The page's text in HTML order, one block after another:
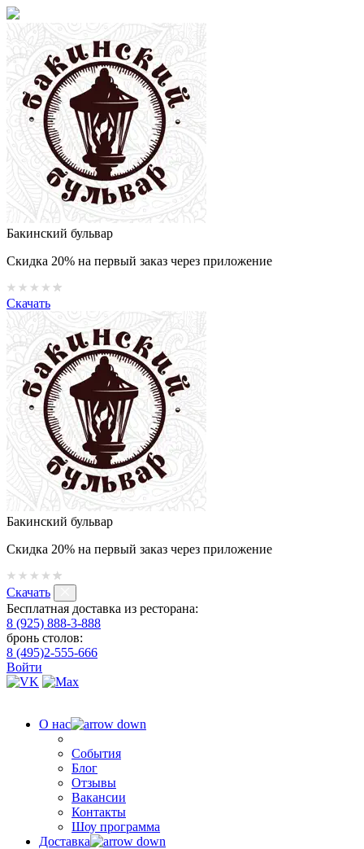
Бакинский бульвар
Скидка 20% на первый заказ через приложение
Скачать
Бакинский бульвар
Скидка 20% на первый заказ через приложение
Скачать
Бесплатная доставка из ресторана:
8 (925) 888-3-888
бронь столов:
8 (495)2-555-666
Войти
О нас
События
Блог
Отзывы
Вакансии
Контакты
Шоу программа
Доставка